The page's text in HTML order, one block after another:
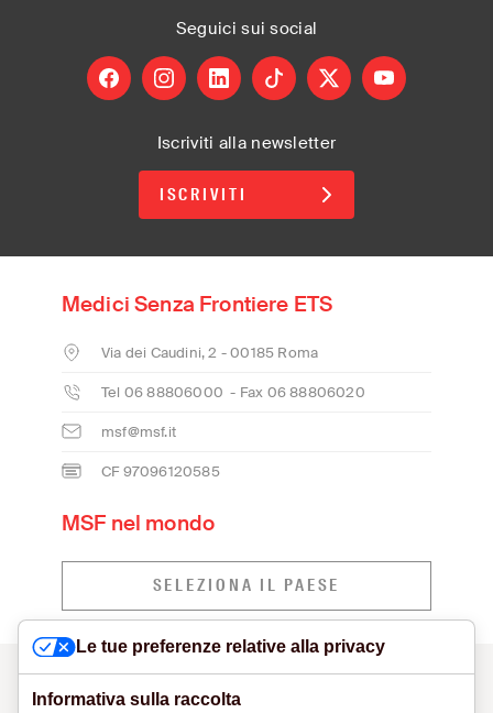
Seguici sui social
facebookinstagramlinkedintiktok X youtube
Iscriviti alla newsletter
ISCRIVITI
Medici Senza Frontiere ETS
Via dei Caudini, 2 - 00185 Roma
Tel 06 88806000 - Fax 06 88806020
msf@msf.it
CF 97096120585
MSF nel mondo
SELEZIONA IL PAESE
CONTATTI
MODELLO ORGANIZZATIVO E SEGNALAZIONI
VISUAL IDENTITY
PRIVACY POLICY
Le tue preferenze relative alla privacy
Informativa sulla raccolta